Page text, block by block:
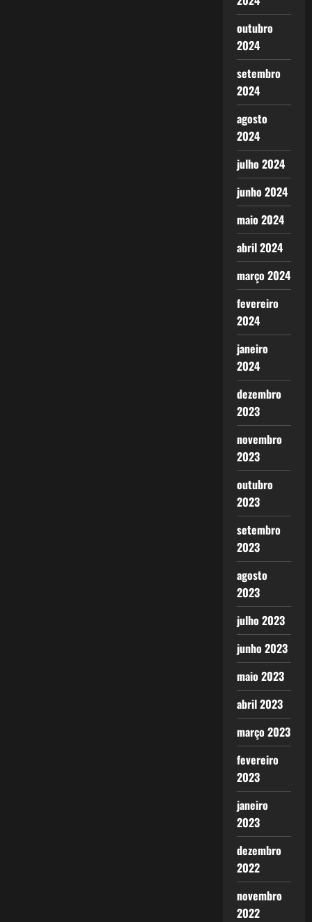
outubro
2024
setembro
2024
agosto
2024
julho 2024
junho 2024
maio 2024
abril 2024
março 2024
fevereiro
2024
janeiro
2024
dezembro
2023
novembro
2023
outubro
2023
setembro
2023
agosto
2023
julho 2023
junho 2023
maio 2023
abril 2023
março 2023
fevereiro
2023
janeiro
2023
dezembro
2022
novembro
2022